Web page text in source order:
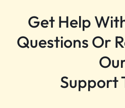
Get Help
Questions Or
Support